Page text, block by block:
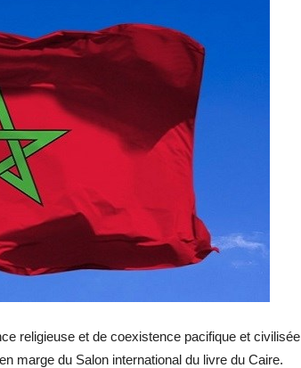
religieuse et de coexistence pacifique et civilisée
marge du Salon international du livre du Caire.